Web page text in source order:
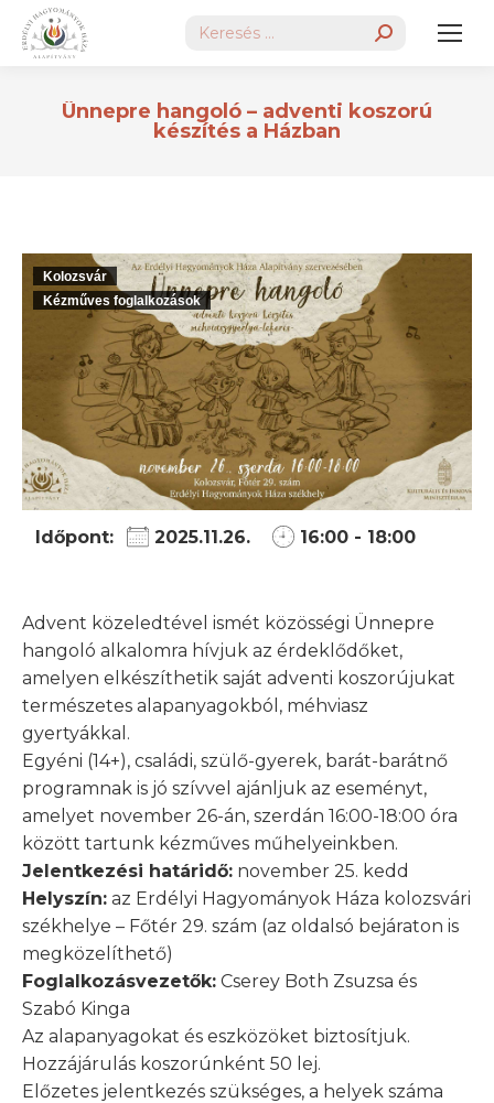
Search:
Ünnepre hangoló – adventi koszorú
készítés a Házban
Kolozsvár
Kézműves foglalkozások
Időpont: 2025.11.26. 16:00 - 18:00
Advent közeledtével ismét közösségi Ünnepre
hangoló alkalomra hívjuk az érdeklődőket,
amelyen elkészíthetik saját adventi koszorújukat
természetes alapanyagokból, méhviasz
gyertyákkal.
Egyéni (14+), családi, szülő-gyerek, barát-barátnő
programnak is jó szívvel ajánljuk az eseményt,
amelyet november 26-án, szerdán 16:00-18:00 óra
között tartunk kézműves műhelyeinkben.
Jelentkezési határidő: november 25. kedd
Helyszín: az Erdélyi Hagyományok Háza kolozsvári
székhelye – Főtér 29. szám (az oldalsó bejáraton is
megközelíthető)
Foglalkozásvezetők: Cserey Both Zsuzsa és
Szabó Kinga
Az alapanyagokat és eszközöket biztosítjuk.
Hozzájárulás koszorúnként 50 lej.
Előzetes jelentkezés szükséges, a helyek száma